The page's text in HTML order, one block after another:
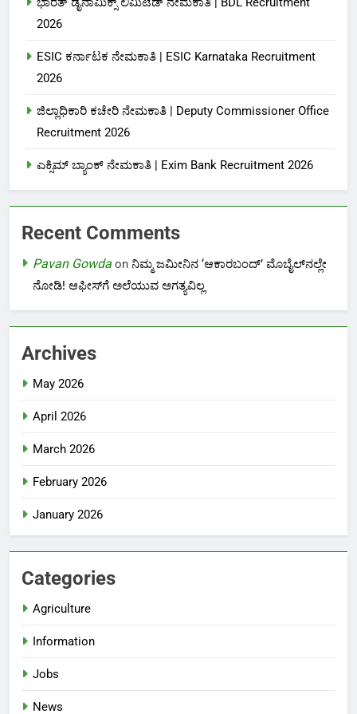
2026
ESIC ಕರ್ನಾಟಕ ನೇಮಕಾತಿ | ESIC Karnataka Recruitment
2026
ಜಿಲ್ಲಾಧಿಕಾರಿ ಕಚೇರಿ ನೇಮಕಾತಿ | Deputy Commissioner Office
Recruitment 2026
ಎಕ್ಸಿಮ್ ಬ್ಯಾಂಕ್ ನೇಮಕಾತಿ |‌ Exim Bank Recruitment 2026
Recent Comments
Pavan Gowda on ನಿಮ್ಮ ಜಮೀನಿನ ‘ಆಕಾರಬಂದ್’ ಮೊಬೈಲ್‌ನಲ್ಲೇ
ನೋಡಿ! ಆಫೀಸ್‌ಗೆ ಅಲೆಯುವ ಅಗತ್ಯವಿಲ್ಲ
Archives
May 2026
April 2026
March 2026
February 2026
January 2026
Categories
Agriculture
Information
Jobs
News